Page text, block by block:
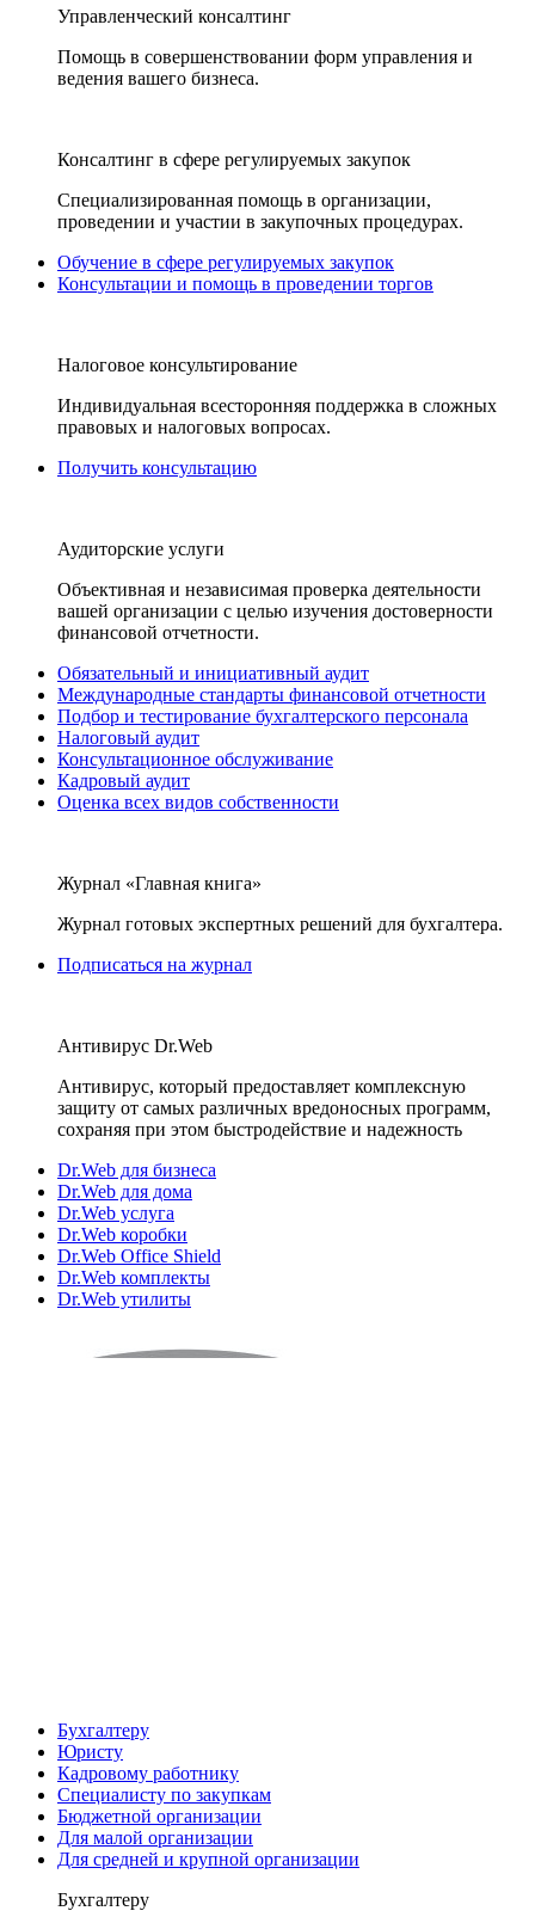
Управленческий консалтинг
Помощь в совершенствовании форм управления и
ведения вашего бизнеса.
Консалтинг в сфере регулируемых закупок
Специализированная помощь в организации,
проведении и участии в закупочных процедурах.
Обучение в сфере регулируемых закупок
Консультации и помощь в проведении торгов
Налоговое консультирование
Индивидуальная всесторонняя поддержка в сложных
правовых и налоговых вопросах.
Получить консультацию
Аудиторские услуги
Объективная и независимая проверка деятельности
вашей организации с целью изучения достоверности
финансовой отчетности.
Обязательный и инициативный аудит
Международные стандарты финансовой отчетности
Подбор и тестирование бухгалтерского персонала
Налоговый аудит
Консультационное обслуживание
Кадровый аудит
Оценка всех видов собственности
Журнал «Главная книга»
Журнал готовых экспертных решений для бухгалтера.
Подписаться на журнал
Антивирус Dr.Web
Антивирус, который предоставляет комплексную
защиту от самых различных вредоносных программ,
сохраняя при этом быстродействие и надежность
Dr.Web для бизнеса
Dr.Web для дома
Dr.Web услуга
Dr.Web коробки
Dr.Web Office Shield
Dr.Web комплекты
Dr.Web утилиты
Бухгалтеру
Юристу
Кадровому работнику
Специалисту по закупкам
Бюджетной организации
Для малой организации
Для средней и крупной организации
Бухгалтеру